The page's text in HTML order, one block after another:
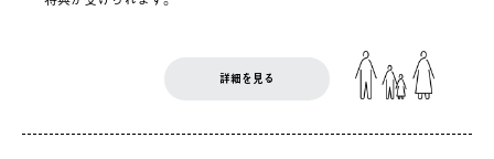
詳細を見る